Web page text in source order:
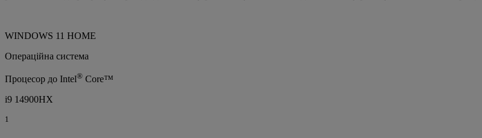
WINDOWS 11 HOME
Операційна система
Процесор до Intel® Core™
i9 14900HX
1